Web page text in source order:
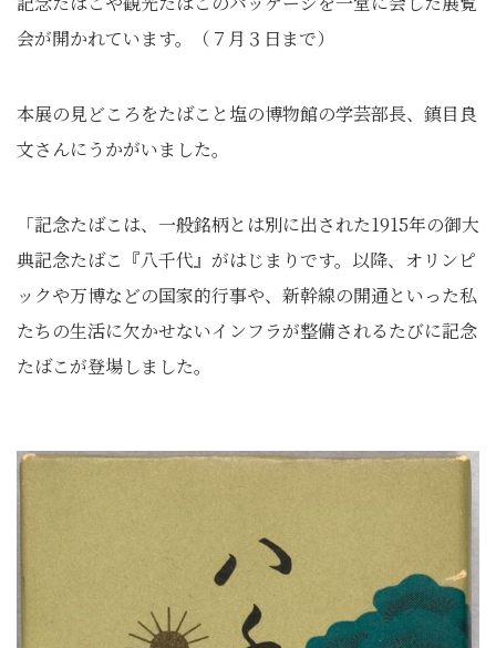
会が開かれています。（７月３日まで）
本展の見どころをたばこと塩の博物館の学芸部長、鎮目良
文さんにうかがいました。
「記念たばこは、一般銘柄とは別に出された1915年の御大
典記念たばこ『八千代』がはじまりです。以降、オリンピ
ックや万博などの国家的行事や、新幹線の開通といった私
たちの生活に欠かせないインフラが整備されるたびに記念
たばこが登場しました。